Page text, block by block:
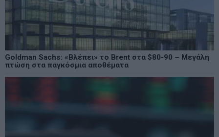
Goldman Sachs: «Βλέπει» το Brent στα $80-90 – Μεγάλη
πτώση στα παγκόσμια αποθέματα